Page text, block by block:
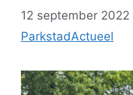
12 september 2022
ParkstadActueel